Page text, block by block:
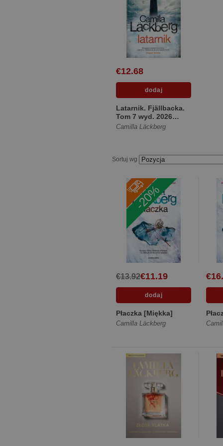
€12.68
Latarnik. Fjällbacka.
Tom 7 wyd. 2026
[Miękka]
Camilla Läckberg
Sortuj wg
-20%
€11.19
€13.92
Płaczka [Miękka]
Camilla Läckberg